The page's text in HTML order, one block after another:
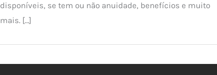
disponíveis, se tem ou não anuidade, benefícios e muito
mais. […]